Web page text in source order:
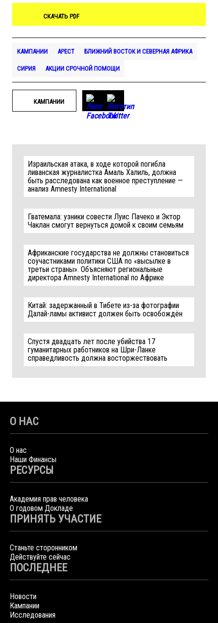
СКАЧАТЬ PDF
КАМПАНИИ АРЕСТ БЛИЖНИЙ ВОСТОК И СЕВЕРНАЯ АФРИКА
СИРИЯ АКЦИИ СРОЧНОЙ ПОМОЩИ
КАМПАНИИ
Израильская атака, в ходе которой погибла
ливанская журналистка Амаль Халиль, должна
быть расследована как военное преступление —
анализ Amnesty International
Гватемала: узники совести Луис Пачеко и Эктор
Чаклан смогут вернуться домой к своим семьям
Африканские государства не должны становиться
соучастниками политики США по «высылке в
третьи страны». Объясняют региональные
директора Amnesty International по Африке
Китай: задержанный в Тибете из-за фотографии
Далай-ламы активист должен быть освобождён
Спустя двадцать лет после убийства 17
гуманитарных работников на Шри-Ланке
справедливость должна восторжествовать
О НАС
О нас
Наши Финансы
РЕСУРСЫ
Академия прав человека
О годовом Докладе
ПРИНЯТЬ УЧАСТИЕ
Станьте сторонником
Действуйте сейчас
ПОСЛЕДНЕЕ
Новости
Кампании
Исследования